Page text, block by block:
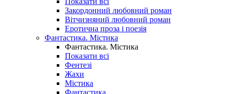
Закордонний любовний роман
Вітчизняний любовний роман
Еротична проза і поезія
Фантастика. Містика
Фантастика. Містика
Показати всі
Фентезі
Жахи
Містика
Фантастика